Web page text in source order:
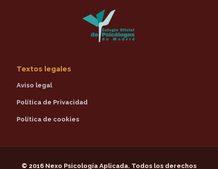
Textos legales
Aviso legal
Política de Privacidad
Política de cookies
© 2016 Nexo Psicología Aplicada. Todos los derechos